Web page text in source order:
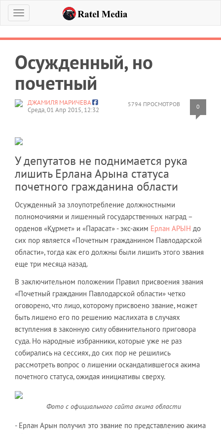
Меню
Осужденный, но
почетный
5794 ПРОСМОТРОВ 0
ДЖАМИЛЯ МАРИЧЕВА
Среда, 01 Апр 2015, 12:32
У депутатов не поднимается рука
лишить Ерлана Арына статуса
почетного гражданина области
Осужденный за злоупотребление должностными
полномочиями и лишенный государственных наград –
орденов «Құрмет» и «Парасат» - экс-аким Ерлан АРЫН до
сих пор является «Почетным гражданином Павлодарской
области», тогда как его должны были лишить этого звания
еще три месяца назад.
В заключительном положении Правил присвоения звания
«Почетный гражданин Павлодарской области» четко
оговорено, что лицо, которому присвоено звание, может
быть лишено его по решению маслихата в случаях
вступления в законную силу обвинительного приговора
суда. Но народные избранники, которые уже не раз
собирались на сессиях, до сих пор не решились
рассмотреть вопрос о лишении оскандалившегося акима
почетного статуса, ожидая инициативы сверху.
Фото с официального сайта акима области
- Ерлан Арын получил это звание по представлению акима